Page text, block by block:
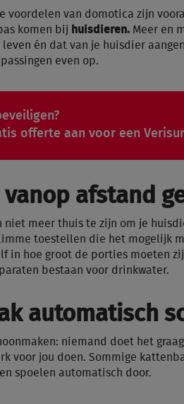
voordelen van domotica zijn
komen bij huisdieren. Meer en
leven én dat van je huisdier
even op.
offerte aan voor een
vanop afstand
niet meer thuis te zijn om je
toestellen die het mogelijk
in hoe groot de porties moeten
bestaan voor drinkwater.
automatisch
niemand doet het
voor jou doen. Sommige
en spoelen automatisch door.